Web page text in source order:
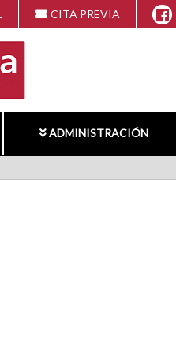
CITA PREVIA
ADMINISTRACIÓN